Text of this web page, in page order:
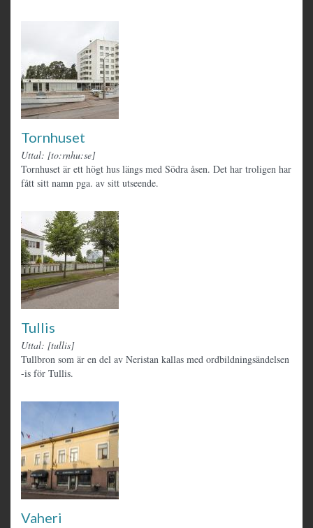
Tornhuset
Uttal: [to:rnhu:se]
Tornhuset är ett högt hus längs med Södra åsen. Det har troligen har
fått sitt namn pga. av sitt utseende.
Tullis
Uttal: [tullis]
Tullbron som är en del av Neristan kallas med ordbildningsändelsen
-is för Tullis.
Vaheri